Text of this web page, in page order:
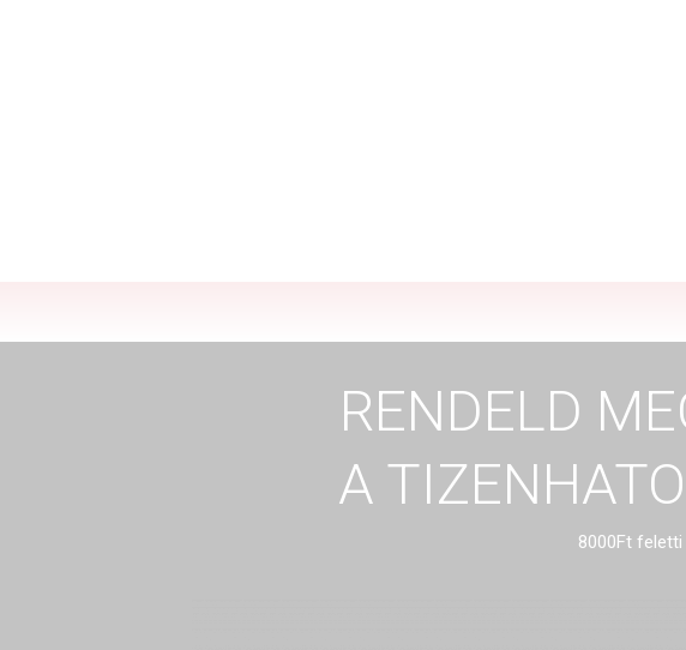
RENDELD
A
8000Ft feletti